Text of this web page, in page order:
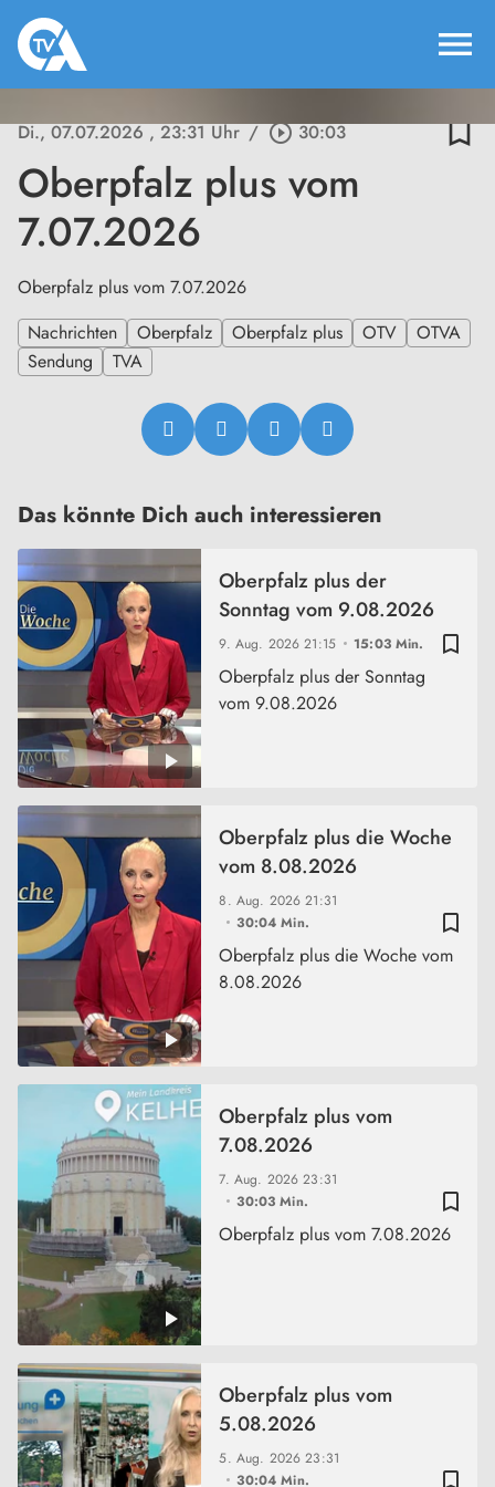
menu
Di., 07.07.2026, 23:31 Uhr / play_circle_outline30:03 bookmark_border
Oberpfalz plus vom
7.07.2026
Oberpfalz plus vom 7.07.2026
Nachrichten
Oberpfalz Oberpfalz plus OTV
OTVA
Sendung
TVA
Das könnte Dich auch interessieren
bookmark_border
9. Aug. 202621:15 15:03 Min.
Oberpfalz plus der
Sonntag vom 9.08.2026
Oberpfalz plus der Sonntag
vom 9.08.2026
bookmark_border
8. Aug. 202621:31
30:04 Min.
Oberpfalz plus die Woche
vom 8.08.2026
Oberpfalz plus die Woche vom
8.08.2026
bookmark_border
7. Aug. 202623:31
30:03 Min.
Oberpfalz plus vom
7.08.2026
Oberpfalz plus vom 7.08.2026
bookmark_border
5. Aug. 202623:31
30:04 Min.
Oberpfalz plus vom
5.08.2026